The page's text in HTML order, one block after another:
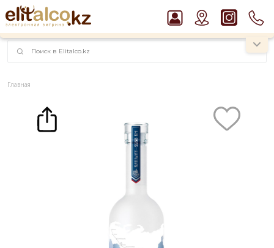
наименований!
instagram.com/rojo.kz
Рекомендуем
Ром Captain Morgan White 37,5%
Джин Gordon`s London Dry Gin 37,5%
Виски Talisker 10 YO Malt 45,8% in Box
Водка Smirnoff Red Vodka 37,5%
Пиво Guinness Draught 4,2% Can
Главная